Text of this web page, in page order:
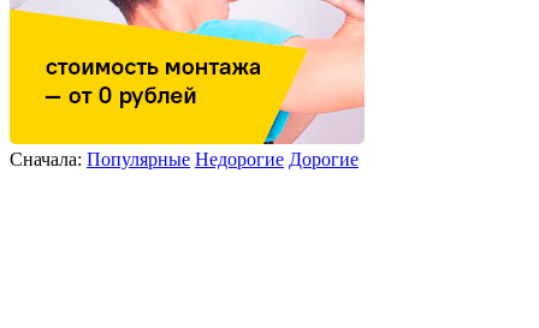
Сначала: Популярные Недорогие Дорогие